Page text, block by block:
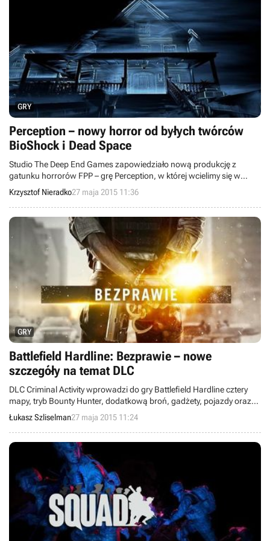
GRY
Perception – nowy horror od byłych twórców
BioShock i Dead Space
Studio The Deep End Games zapowiedziało nową produkcję z
gatunku horrorów FPP – grę Perception, w której wcielimy się w
postać niewidomej kobiety, Cassie. Producenci zainicjowali
crowdfundingową zbiórkę pieniędzy w serwisie Kickstarter, w
ramach której planują uzbierać co najmniej 150 tysięcy dolarów.
Krzysztof Nieradko27 maja 2015 11:36
GRY
Battlefield Hardline: Bezprawie – nowe
szczegóły na temat DLC
DLC Criminal Activity wprowadzi do gry Battlefield Hardline cztery
mapy, tryb Bounty Hunter, dodatkową broń, gadżety, pojazdy oraz
maski zwierzęce rodem z Hotline Miami. Zobacz nowy zwiastun
ukazujący zawartość pakietu.
Łukasz Szliselman27 maja 2015 11:24